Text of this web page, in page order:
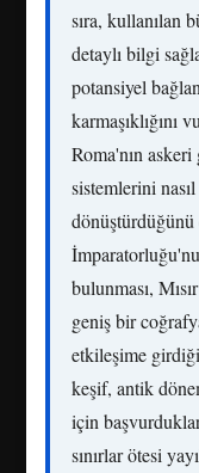
sıra, kullanılan
detaylı bilgi
potansiyel
karmaşıklığını
Roma'nın
sistemlerini nasıl
bulunması,
geniş bir
etkileşime
keşif, antik
için
sınırlar ötesi